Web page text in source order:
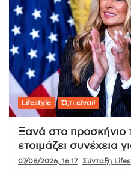
Lifestyle Ό,τι είναι!
Ξανά στο προσκήνιο
ετοιμάζει συνέχεια
07/08/2026, 16:17 Σύνταξη